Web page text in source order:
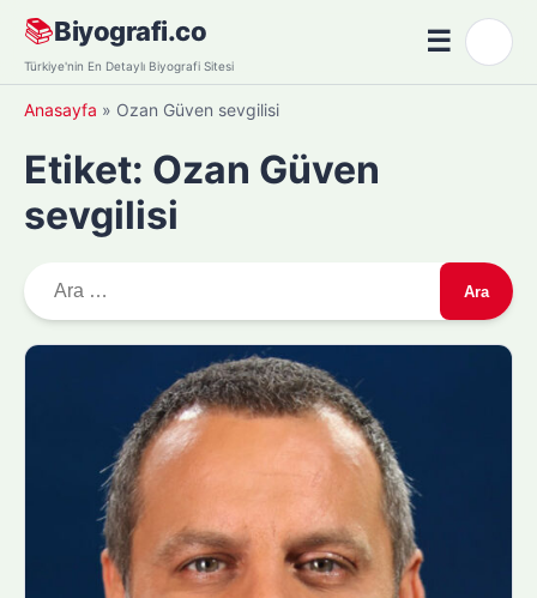
Skip
content
📚Biyografi.co
Türkiye'nin En Detaylı Biyografi Sitesi
☰Menü
Anasayfa » Ozan Güven sevgilisi
Etiket: Ozan Güven
sevgilisi
r